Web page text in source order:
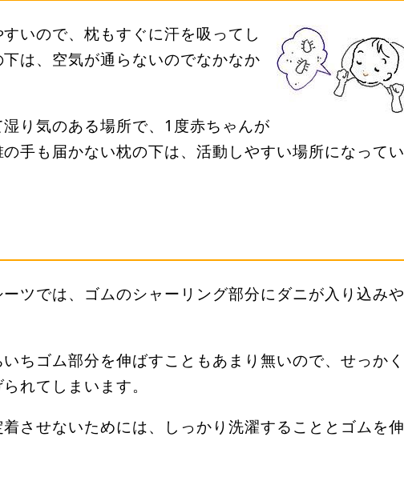
いので、枕もすぐに汗を吸ってし
は、空気が通らないのでなかなか
り気のある場所で、1度赤ちゃんが
手も届かない枕の下は、活動しやすい場所になってい
ツでは、ゴムのシャーリング部分にダニが入り込みや
ちゴム部分を伸ばすこともあまり無いので、せっかく
れてしまいます。
させないためには、しっかり洗濯することとゴムを伸